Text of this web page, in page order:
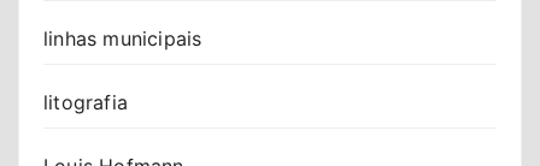
linhas municipais
litografia